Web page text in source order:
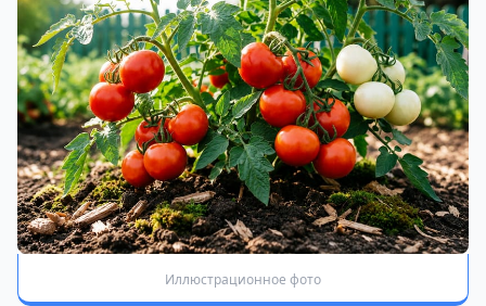
Иллюстрационное фото